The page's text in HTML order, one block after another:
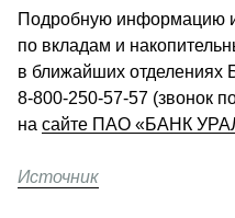
Подробную информацию
по вкладам и
в ближайших отделениях
8-800-250-57-57 (звонок
на сайте ПАО «БАНК
Источник